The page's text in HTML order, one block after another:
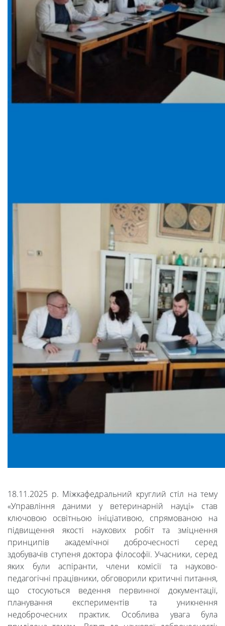
18.11.2025 р. Міжкафедральний круглий стіл на тему
«Управління даними у ветеринарній науці» став
ключовою освітньою ініціативою, спрямованою на
підвищення якості наукових робіт та зміцнення
принципів академічної доброчесності серед
здобувачів ступеня доктора філософії. Учасники, серед
яких були аспіранти, члени комісії та науково-
педагогічні працівники, обговорили критичні питання,
що стосуються ведення первинної документації,
планування експериментів та уникнення
недоброчесних практик. Особлива увага була